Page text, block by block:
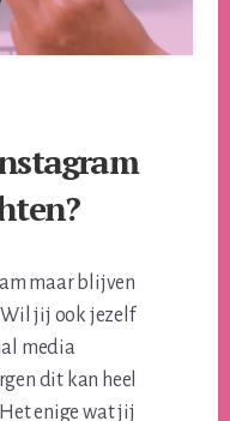
maar blijven
Wil jij ook jezelf
media
dit kan heel
enige wat jij